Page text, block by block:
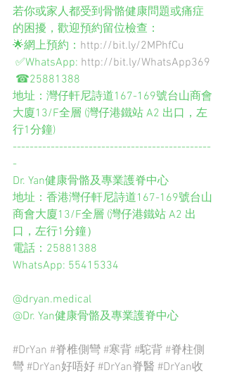
若你或家人都受到骨骼健康問題或痛症
的困擾，歡迎預約留位檢查：
🌟網上預約： http://bit.ly/2MPhfCu
✅WhatsApp: http://bit.ly/WhatsApp369
☎25881388
地址：灣仔軒尼詩道167-169號台山商會
大廈13/F全層 (灣仔港鐵站 A2 出口，左
行1分鐘)
-----------------------------------------------
-
Dr. Yan健康骨骼及專業護脊中心
地址：香港灣仔軒尼詩道167-169號台山
商會大廈13/F全層 (灣仔港鐵站 A2 出
口，左行1分鐘）
電話：25881388
WhatsApp: 55415334
@dryan.medical
@Dr. Yan健康骨骼及專業護脊中心
#DrYan #脊椎側彎 #寒背 #駝背 #脊柱側
彎 #DrYan好唔好 #DrYan脊醫 #DrYan收